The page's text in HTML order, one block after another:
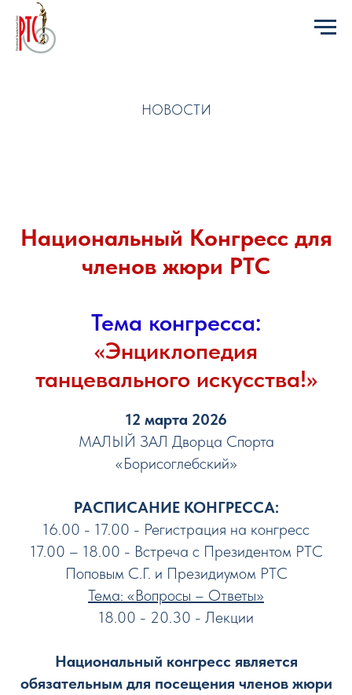
НОВОСТИ
Национальный Конгресс для
членов жюри РТС
Тема конгресса:
«Энциклопедия
танцевального искусства!»
12 марта 2026
МАЛЫЙ ЗАЛ Дворца Спорта
«Борисоглебский»
РАСПИСАНИЕ КОНГРЕССА:
16.00 - 17.00 - Регистрация на конгресс
17.00 – 18.00 - Встреча с Президентом РТС
Поповым С.Г. и Президиумом РТС
Тема: «Вопросы – Ответы»
18.00 - 20.30 - Лекции
Национальный конгресс является
обязательным для посещения членов жюри